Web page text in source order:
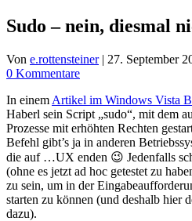
Sudo – nein, diesmal
Von e.rottensteiner | 27. September
0 Kommentare
In einem Artikel im Windows Vista
Haberl sein Script „sudo“, mit dem
Prozesse mit erhöhten Rechten
Befehl gibt’s ja in anderen
die auf …UX enden 😉 Jedenfalls
(ohne es jetzt ad hoc getestet zu
zu sein, um in der
starten zu können (und deshalb hier
dazu).